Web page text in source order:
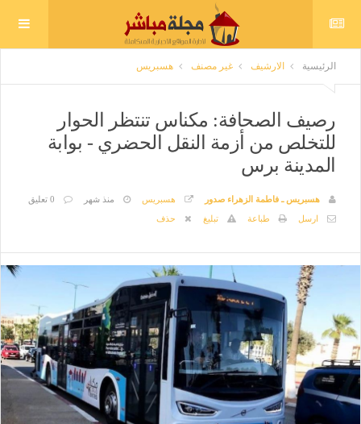
الرئيسية الارشيف غير مصنف هسبريس
رصيف الصحافة: مكناس تنتظر الحوار
للتخلص من أزمة النقل الحضري - بوابة
المدينة برس
هسبريس ـ فاطمة الزهراء صدور هسبريس منذ شهر
0 تعليق
ارسل
طباعة تبليغ حذف